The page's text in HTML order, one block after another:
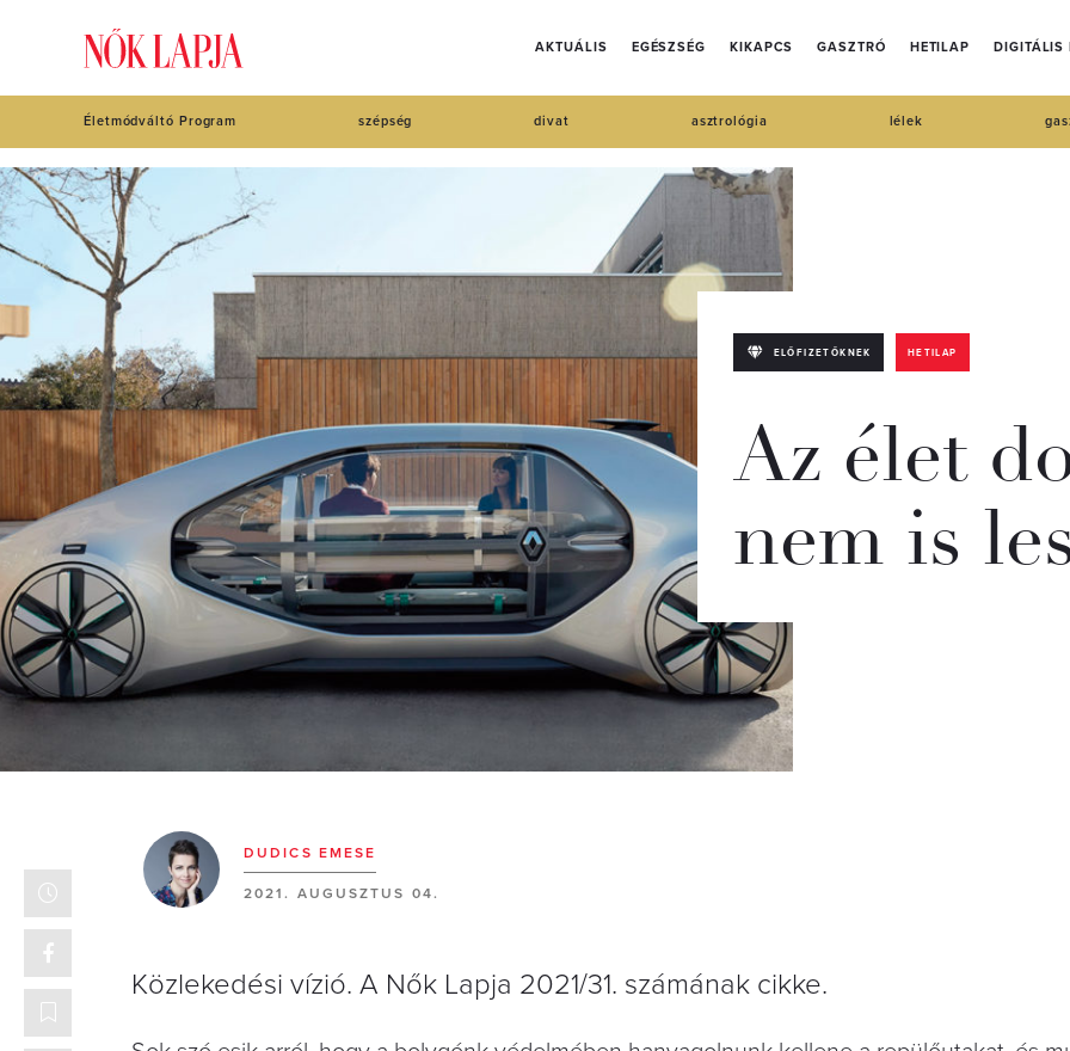
AKTUÁLIS EGÉSZSÉG KIKAPCS GASZTRÓ HETILAP DIGITÁLIS
Életmódváltó Program szépség divat asztrológia lélek
ELŐFIZETŐKNEK HETILAP
Az élet
nem is
DUDICS EMESE
2021. AUGUSZTUS 04.
Közlekedési vízió. A Nők Lapja 2021/31. számának cikke.